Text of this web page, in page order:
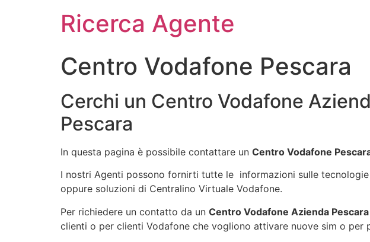
Ricerca Agente
Centro Vodafone Pescara
Cerchi un Centro Vodafone
Pescara
In questa pagina è possibile contattare un Centro Vodafone
I nostri Agenti possono fornirti tutte le informazioni sulle
oppure soluzioni di Centralino Virtuale Vodafone.
Per richiedere un contatto da un Centro Vodafone Azienda Pescara
clienti o per clienti Vodafone che vogliono attivare nuove sim o per